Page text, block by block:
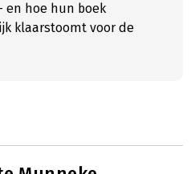
hoe hun boek
klaarstoomt voor de